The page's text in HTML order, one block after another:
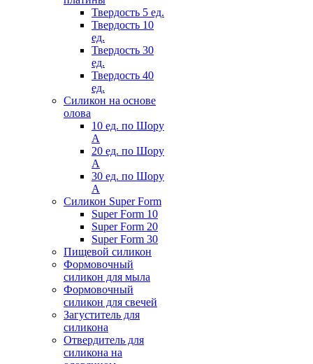
Твердость 5 ед.
Твердость 10
ед.
Твердость 30
ед.
Твердость 40
ед.
Силикон на основе
олова
10 ед. по Шору
А
20 ед. по Шору
А
30 ед. по Шору
А
Силикон Super Form
Super Form 10
Super Form 20
Super Form 30
Пищевой силикон
Формовочный
силикон для мыла
Формовочный
силикон для свечей
Загуститель для
силикона
Отвердитель для
силикона на